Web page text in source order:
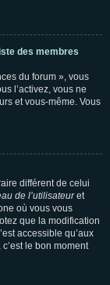
des membres
du forum », vous
l’activez, vous ne
et vous-même. Vous
différent de celui
de l’utilisateuret
où vous vous
que la modification
accessible qu’aux
le bon moment